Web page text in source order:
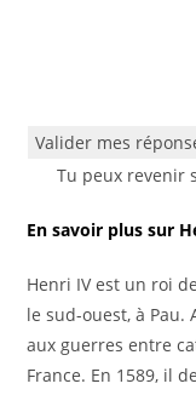
Valider mes
Tu peux revenir
En savoir plus sur
Henri IV est un roi
le sud-ouest, à
aux guerres entre
France. En 1589, il